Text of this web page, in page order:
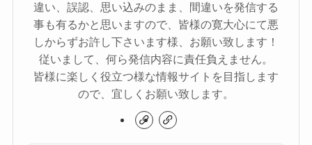
違い、誤認、思い込みのまま、間違いを発信する
事も有るかと思いますので、皆様の寛大心にて悪
しからずお許し下さいます様、お願い致します！
従いまして、何ら発信内容に責任負えません。
皆様に楽しく役立つ様な情報サイトを目指します
ので、宜しくお願い致します。